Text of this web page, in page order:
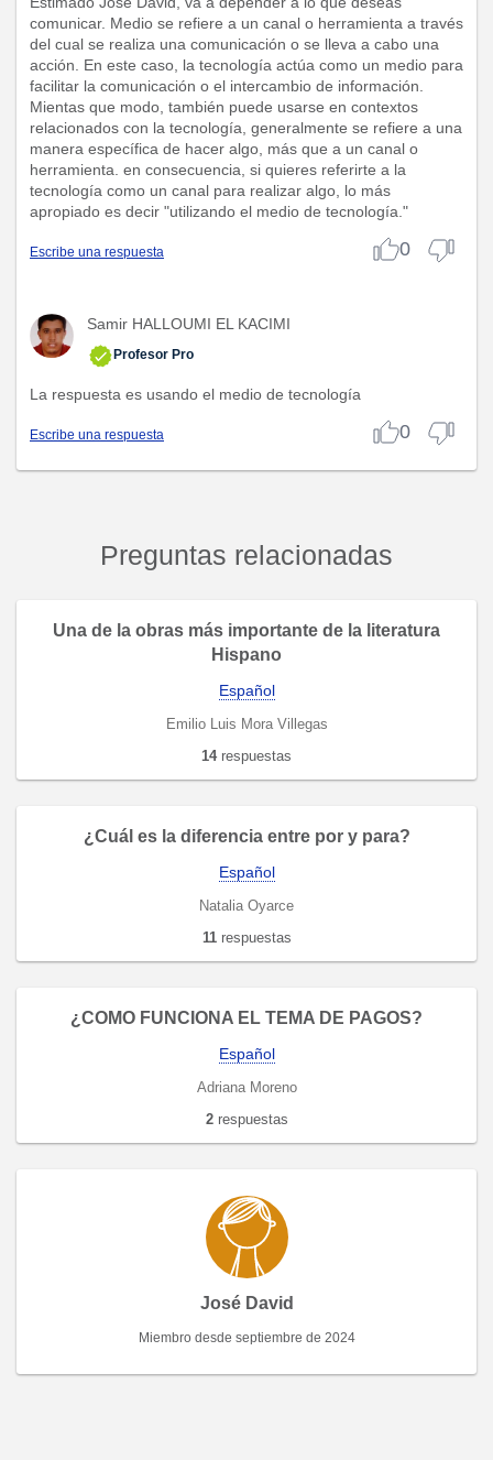
comunicar. Medio se refiere a un canal o herramienta a través
del cual se realiza una comunicación o se lleva a cabo una
acción. En este caso, la tecnología actúa como un medio para
facilitar la comunicación o el intercambio de información.
Mientas que modo, también puede usarse en contextos
relacionados con la tecnología, generalmente se refiere a una
manera específica de hacer algo, más que a un canal o
herramienta. en consecuencia, si quieres referirte a la
tecnología como un canal para realizar algo, lo más
apropiado es decir "utilizando el medio de tecnología."
Escribe una respuesta 0
Samir HALLOUMI EL KACIMI
Profesor Pro
La respuesta es usando el medio de tecnología
Escribe una respuesta 0
Preguntas relacionadas
Una de la obras más importante de la literatura
Hispano
Español
Emilio Luis Mora Villegas
14respuestas
¿Cuál es la diferencia entre por y para?
Español
Natalia Oyarce
11respuestas
¿COMO FUNCIONA EL TEMA DE PAGOS?
Español
Adriana Moreno
2respuestas
José David
Miembro desde septiembre de 2024